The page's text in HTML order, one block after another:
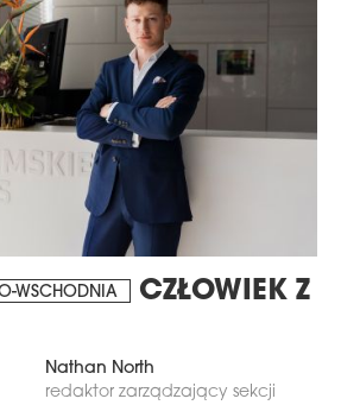
WSCHODNIA
CZŁOWIEK Z
Nathan North
redaktor zarządzający sekcji